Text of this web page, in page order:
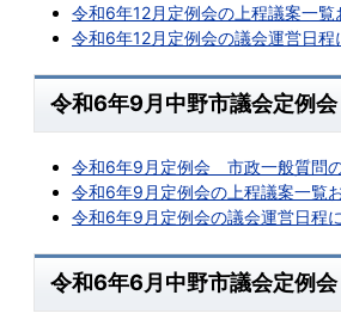
令和6年12月定例会の上程議案一覧
令和6年12月定例会の議会運営日程
令和6年9月中野市議会定例会
令和6年9月定例会 市政一般質問
令和6年9月定例会の上程議案一覧
令和6年9月定例会の議会運営日程
令和6年6月中野市議会定例会